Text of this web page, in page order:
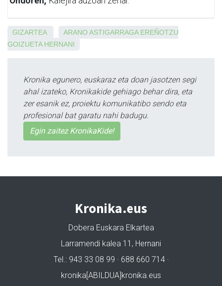
GIZARTEA ARANO ASTIGARRAGA EREÑOTZU
GOIZUETA HERNANI
Kronika egunero, euskaraz eta doan jasotzen segi
ahal izateko, Kronikakide gehiago behar dira, eta
zer esanik ez, proiektu komunikatibo sendo eta
profesional bat garatu nahi badugu.
Egin zaitez KronikaKide!
Kronika.eus
Dobera Euskara Elkartea
Larramendi kalea 11, Hernani
Tel.: 943 33 08 99 · 688 660 714 ·
kronika[ABILDUA]kronika.eus